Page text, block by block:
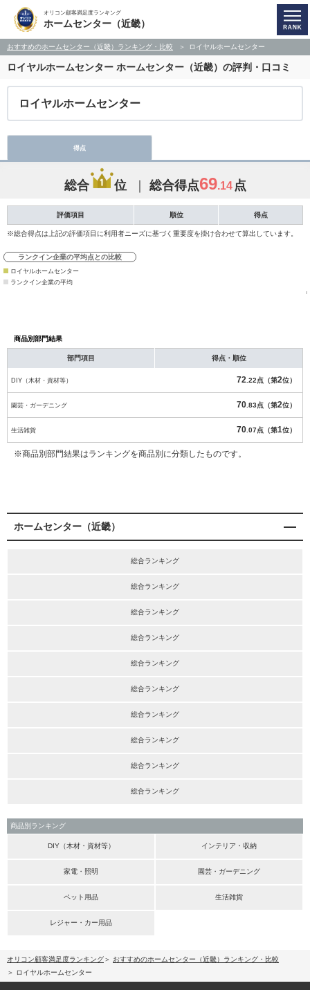
オリコン顧客満足度ランキング
ホームセンター（近畿）
おすすめのホームセンター（近畿）ランキング・比較 ロイヤルホームセンター
ロイヤルホームセンター ホームセンター（近畿）の評判・口コミ
ロイヤルホームセンター
得点
総合 位 総合得点69.14 点
評価項目 順位 得点
※総合得点は上記の評価項目に利用者ニーズに基づく重要度を掛け合わせて算出しています。
ランクイン企業の平均点との比較
ロイヤルホームセンター
ランクイン企業の平均
商品別部門結果
部門項目 得点・順位
DIY（木材・資材等） 72 .22点（第2位）
園芸・ガーデニング 70 .83点（第2位）
生活雑貨 70 .07点（第1位）
※商品別部門結果はランキングを商品別に分類したものです。
ホームセンター（近畿）
総合ランキング
総合ランキング
総合ランキング
総合ランキング
総合ランキング
総合ランキング
総合ランキング
総合ランキング
総合ランキング
総合ランキング
商品別ランキング
DIY（木材・資材等） インテリア・収納
家電・照明 園芸・ガーデニング
ペット用品 生活雑貨
レジャー・カー用品
オリコン顧客満足度ランキング
おすすめのホームセンター（近畿）ランキング・比較
ロイヤルホームセンター